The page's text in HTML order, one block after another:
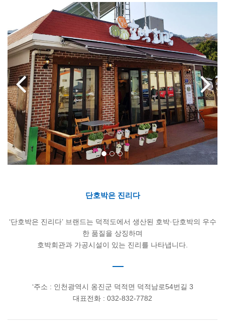
단호박은 진리다
‘단호박은 진리다’ 브랜드는 덕적도에서 생산된 호박·단호박의 우수
한 품질을 상징하며
호박회관과 가공시설이 있는 진리를 나타냅니다.
‘주소 : 인천광역시 옹진군 덕적면 덕적남로54번길 3
대표전화 : 032-832-7782